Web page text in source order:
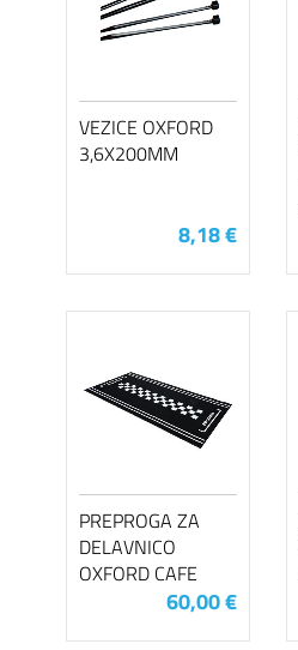
VEZICE OXFORD
3,6X200MM
8,18 €
PREPROGA ZA
DELAVNICO
OXFORD CAFE
60,00 €